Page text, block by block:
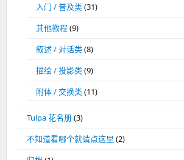
入门 / 普及类(31)
其他教程(9)
叙述 / 对话类(8)
描绘 / 投影类(9)
附体 / 交换类(11)
Tulpa 花名册(3)
不知道看哪个就请点这里 (2)